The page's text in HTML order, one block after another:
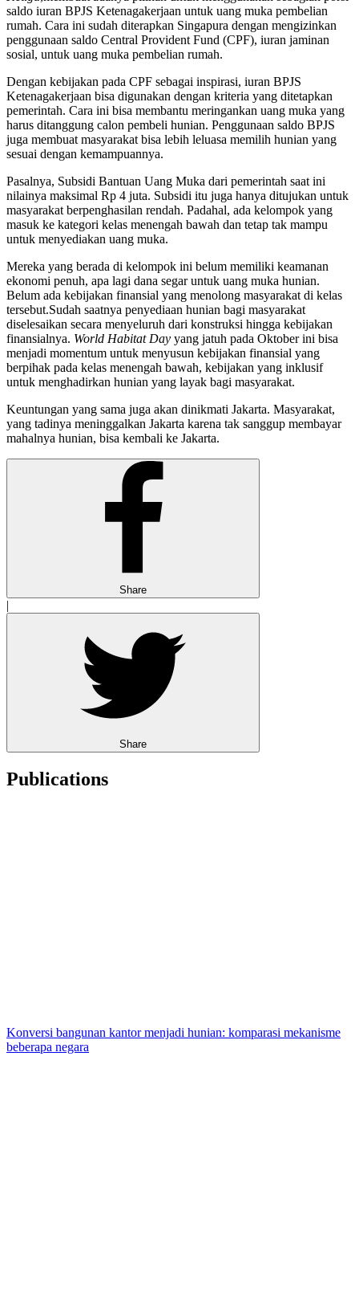
saldo iuran BPJS Ketenagakerjaan untuk uang muka pembelian
rumah. Cara ini sudah diterapkan Singapura dengan mengizinkan
penggunaan saldo Central Provident Fund (CPF), iuran jaminan
sosial, untuk uang muka pembelian rumah.
Dengan kebijakan pada CPF sebagai inspirasi, iuran BPJS
Ketenagakerjaan bisa digunakan dengan kriteria yang ditetapkan
pemerintah. Cara ini bisa membantu meringankan uang muka yang
harus ditanggung calon pembeli hunian. Penggunaan saldo BPJS
juga membuat masyarakat bisa lebih leluasa memilih hunian yang
sesuai dengan kemampuannya.
Pasalnya, Subsidi Bantuan Uang Muka dari pemerintah saat ini
nilainya maksimal Rp 4 juta. Subsidi itu juga hanya ditujukan untuk
masyarakat berpenghasilan rendah. Padahal, ada kelompok yang
masuk ke kategori kelas menengah bawah dan tetap tak mampu
untuk menyediakan uang muka.
Mereka yang berada di kelompok ini belum memiliki keamanan
ekonomi penuh, apa lagi dana segar untuk uang muka hunian.
Belum ada kebijakan finansial yang menolong masyarakat di kelas
tersebut.Sudah saatnya penyediaan hunian bagi masyarakat
diselesaikan secara menyeluruh dari konstruksi hingga kebijakan
finansialnya. World Habitat Day yang jatuh pada Oktober ini bisa
menjadi momentum untuk menyusun kebijakan finansial yang
berpihak pada kelas menengah bawah, kebijakan yang inklusif
untuk menghadirkan hunian yang layak bagi masyarakat.
Keuntungan yang sama juga akan dinikmati Jakarta. Masyarakat,
yang tadinya meninggalkan Jakarta karena tak sanggup membayar
mahalnya hunian, bisa kembali ke Jakarta.
Share
|
Share
Publications
Konversi bangunan kantor menjadi hunian: komparasi mekanisme
beberapa negara